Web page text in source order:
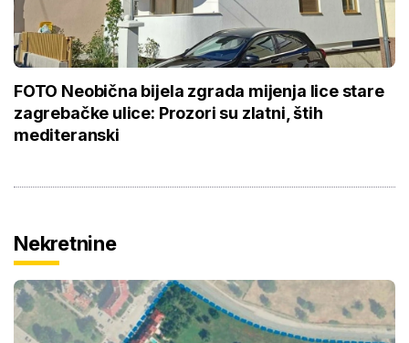
FOTO Neobična bijela zgrada mijenja lice stare
zagrebačke ulice: Prozori su zlatni, štih
mediteranski
Nekretnine